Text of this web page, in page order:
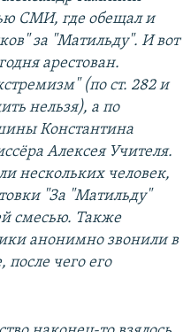
СМИ, где обещал и
за "Матильду". И вот
арестован.
(по ст. 282 и
нельзя), а по
Константина
Алексея Учителя.
нескольких человек,
"За "Матильду"
смесью. Также
анонимно звонили в
после чего его